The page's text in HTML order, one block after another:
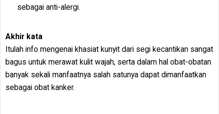
sebagai anti-alergi.
Akhir kata
Itulah info mengenai khasiat kunyit dari segi kecantikan sangat
bagus untuk merawat kulit wajah, serta dalam hal obat-obatan
banyak sekali manfaatnya salah satunya dapat dimanfaatkan
sebagai obat kanker.